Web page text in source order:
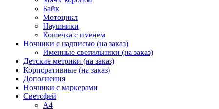
Байк
Мотоцикл
Наушники
Кошечка с именем
Ночники с надписью (на заказ)
Именные светильники (на заказ)
Детские метрики (на заказ)
Корпоративные (на заказ)
Дополнения
Ночники с маркерами
Светофей
А4